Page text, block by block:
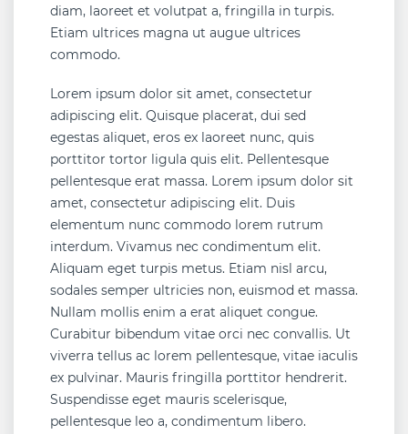
diam, laoreet et volutpat a, fringilla in turpis.
Etiam ultrices magna ut augue ultrices
commodo.
Lorem ipsum dolor sit amet, consectetur
adipiscing elit. Quisque placerat, dui sed
egestas aliquet, eros ex laoreet nunc, quis
porttitor tortor ligula quis elit. Pellentesque
pellentesque erat massa. Lorem ipsum dolor sit
amet, consectetur adipiscing elit. Duis
elementum nunc commodo lorem rutrum
interdum. Vivamus nec condimentum elit.
Aliquam eget turpis metus. Etiam nisl arcu,
sodales semper ultricies non, euismod et massa.
Nullam mollis enim a erat aliquet congue.
Curabitur bibendum vitae orci nec convallis. Ut
viverra tellus ac lorem pellentesque, vitae iaculis
ex pulvinar. Mauris fringilla porttitor hendrerit.
Suspendisse eget mauris scelerisque,
pellentesque leo a, condimentum libero.